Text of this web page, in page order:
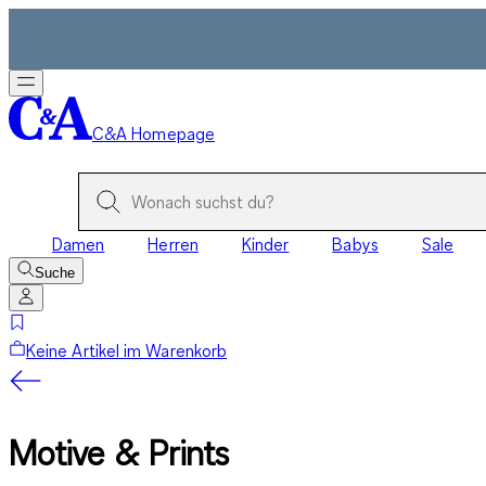
C&A Homepage
Damen Herren Kinder Babys Sale
Suche
Keine Artikel im Warenkorb
Motive & Prints